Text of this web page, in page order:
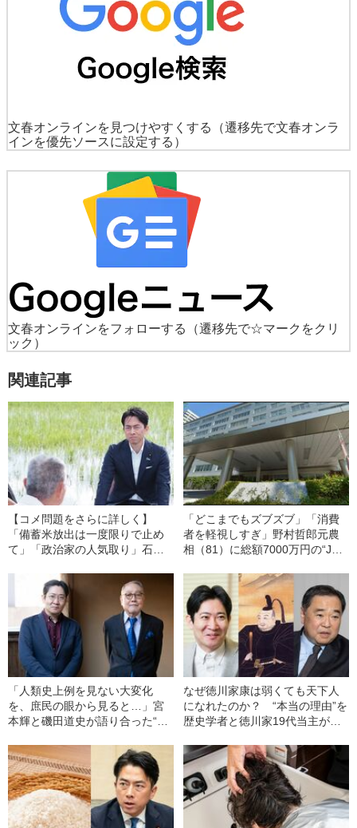
文春オンラインを見つけやすくする
（遷移先で文春オンラ
インを優先ソースに設定する）
文春オンラインをフォローする
（遷移先で☆マークをクリ
ック）
関連記事
【コメ問題をさらに詳しく】
「備蓄米放出は一度限りで止め
て」「政治家の人気取り」石破
ない”コメ農家の本音を訊いて歩
「どこまでもズブズブ」「消費
者を軽視しすぎ」野村哲郎元農
相（81）に総額7000万円の“JA
と農水族“癒着報道”に怒りの声
「人類史上例を見ない大変化
を、庶民の眼から見ると…」宮
本輝と磯田道史が語り合った“幕
小説に挑戦》
なぜ徳川家康は弱くても天下人
になれたのか？ “本当の理由”を
歴史学者と徳川家19代当主が暴